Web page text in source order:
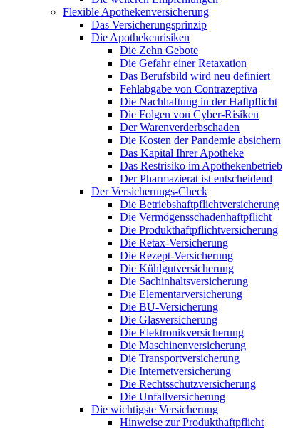
Flexible Apothekenversicherung
Das Versicherungsprinzip
Die Apothekenrisiken
Die Zehn Gebote
Die Gefahr einer Retaxation
Das Berufsbild wird neu definiert
Fehlabgabe von Contrazeptiva
Die Nachhaftung in der Haftpflicht
Die Folgen von Cyber-Risiken
Der Warenverderbschaden
Die Kosten der Pandemie absichern
Das Kapital Ihrer Apotheke
Das Restrisiko im Apothekenbetrieb
Der Pharmazierat ist entscheidend
Der Versicherungs-Check
Die Betriebshaftpflichtversicherung
Die Vermögensschadenhaftpflicht
Die Produkthaftpflichtversicherung
Die Retax-Versicherung
Die Rezept-Versicherung
Die Kühlgutversicherung
Die Sachinhaltsversicherung
Die Elementarversicherung
Die BU-Versicherung
Die Glasversicherung
Die Elektronikversicherung
Die Maschinenversicherung
Die Transportversicherung
Die Internetversicherung
Die Rechtsschutzversicherung
Die Unfallversicherung
Die wichtigste Versicherung
Hinweise zur Produkthaftpflicht